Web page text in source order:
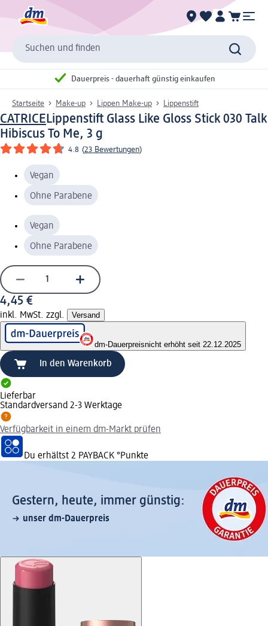
Suchen und finden
Dauerpreis - dauerhaft günstig einkaufen
Startseite Make-up Lippen Make-up Lippenstift
CATRICELippenstift Glass Like Gloss Stick 030 Talk
Hibiscus To Me, 3 g
4.8 (23 Bewertungen)
Vegan
Ohne Parabene
Vegan
Ohne Parabene
4,45 €
inkl. MwSt. zzgl. Versand
dm-Dauerpreisnicht erhöht seit 22.12.2025
In den Warenkorb
Lieferbar
Standardversand 2-3 Werktage
Verfügbarkeit in einem dm-Markt prüfen
Du erhältst 2 PAYBACK °Punkte
Gestern, heute, immer günstig:
unser dm-Dauerpreis